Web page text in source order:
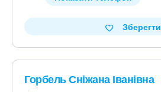
Зберегти
Горбель Сніжана Іванівна